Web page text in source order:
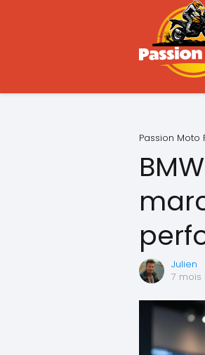
Passion Moto
Julien
7 mois